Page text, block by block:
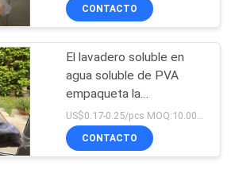
CONTACTO
El lavadero soluble en
agua soluble de PVA
empaqueta la
contaminación cruzada
anti
US$0.17-0.25/pcs MOQ:10.000 PC
CONTACTO